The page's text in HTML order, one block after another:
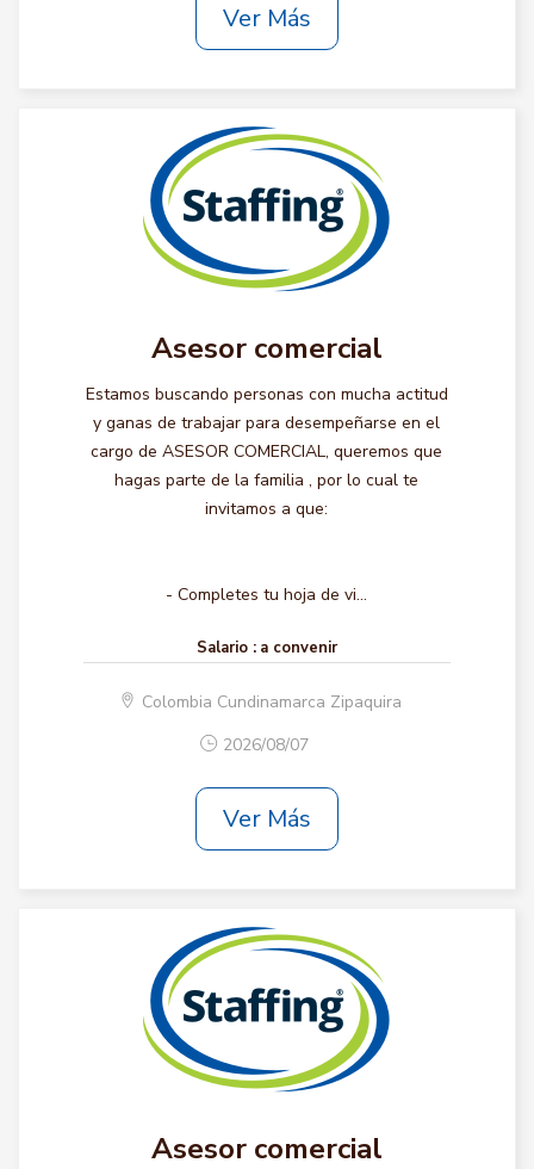
Ver Más
Asesor comercial
Estamos buscando personas con mucha actitud
y ganas de trabajar para desempeñarse en el
cargo de ASESOR COMERCIAL, queremos que
hagas parte de la familia , por lo cual te
invitamos a que:
- Completes tu hoja de vi...
Salario : a convenir
Colombia Cundinamarca Zipaquira
2026/08/07
Ver Más
Asesor comercial